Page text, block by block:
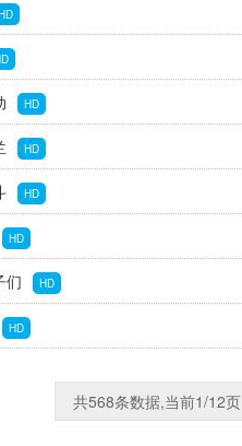
HD
HD
HD
HD
们 HD
HD
共568条数据,当前1/12页